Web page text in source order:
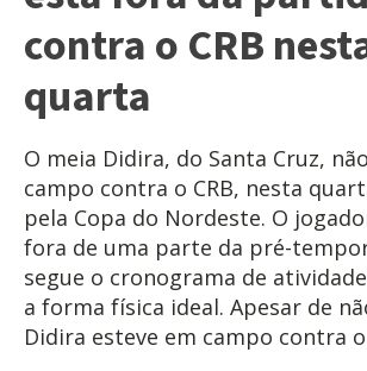
contra o CRB
quarta
O meia Didira, do Santa Cruz,
campo contra o CRB, nesta
pela Copa do Nordeste. O
fora de uma parte da pré-
segue o cronograma de
a forma física ideal. Apesar de
Didira esteve em campo contra